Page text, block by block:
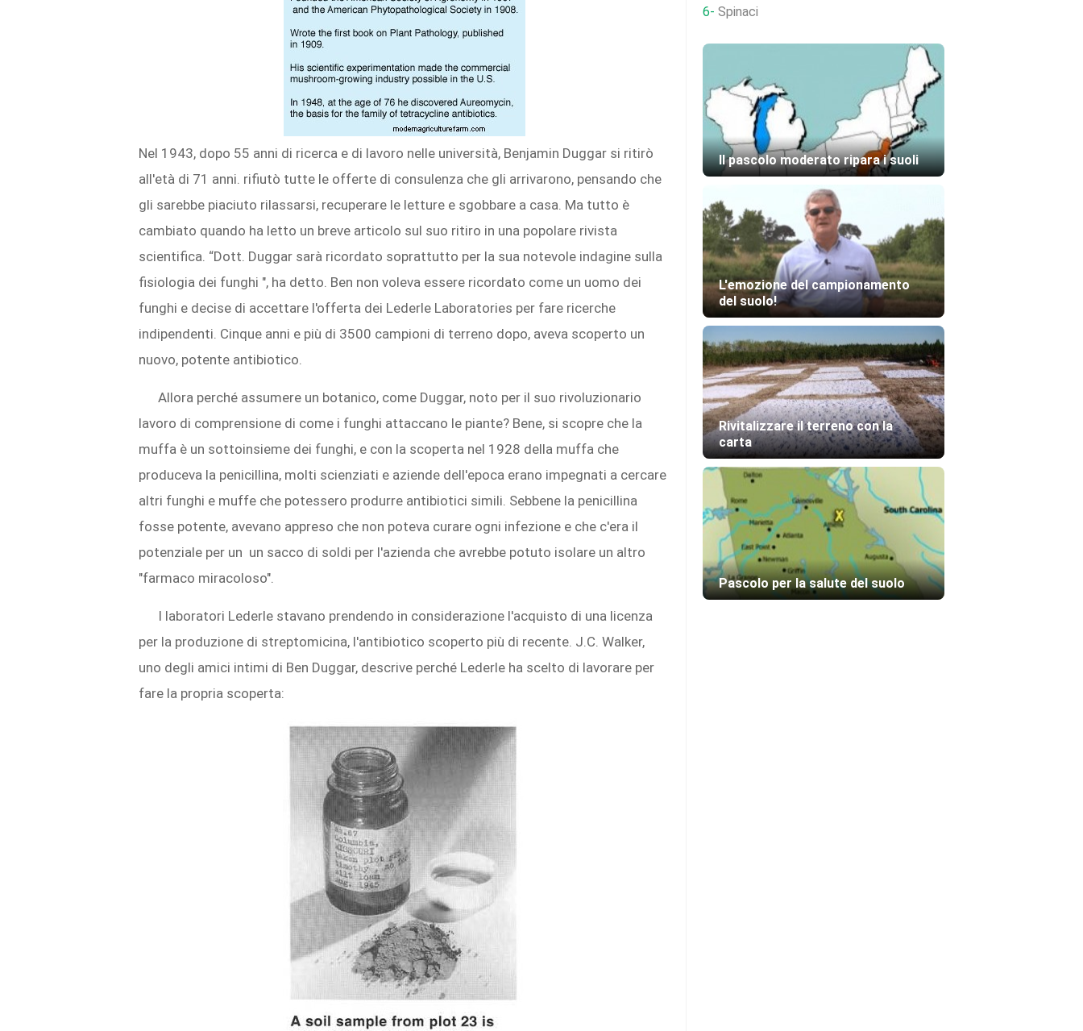
Nel 1943, dopo 55 anni di ricerca e di lavoro nelle università, Benjamin Duggar si ritirò
all'età di 71 anni. rifiutò tutte le offerte di consulenza che gli arrivarono, pensando che
gli sarebbe piaciuto rilassarsi, recuperare le letture e sgobbare a casa. Ma tutto è
cambiato quando ha letto un breve articolo sul suo ritiro in una popolare rivista
scientifica. “Dott. Duggar sarà ricordato soprattutto per la sua notevole indagine sulla
fisiologia dei funghi ", ha detto. Ben non voleva essere ricordato come un uomo dei
funghi e decise di accettare l'offerta dei Lederle Laboratories per fare ricerche
indipendenti. Cinque anni e più di 3500 campioni di terreno dopo, aveva scoperto un
nuovo, potente antibiotico.
Allora perché assumere un botanico, come Duggar, noto per il suo rivoluzionario
lavoro di comprensione di come i funghi attaccano le piante? Bene, si scopre che la
muffa è un sottoinsieme dei funghi, e con la scoperta nel 1928 della muffa che
produceva la penicillina, molti scienziati e aziende dell'epoca erano impegnati a cercare
altri funghi e muffe che potessero produrre antibiotici simili. Sebbene la penicillina
fosse potente, avevano appreso che non poteva curare ogni infezione e che c'era il
potenziale per un un sacco di soldi per l'azienda che avrebbe potuto isolare un altro
"farmaco miracoloso".
I laboratori Lederle stavano prendendo in considerazione l'acquisto di una licenza
per la produzione di streptomicina, l'antibiotico scoperto più di recente. J.C. Walker,
uno degli amici intimi di Ben Duggar, descrive perché Lederle ha scelto di lavorare per
fare la propria scoperta:
Spinaci
Il pascolo moderato ripara i suoli
L'emozione del campionamento
del suolo!
Rivitalizzare il terreno con la
carta
Pascolo per la salute del suolo